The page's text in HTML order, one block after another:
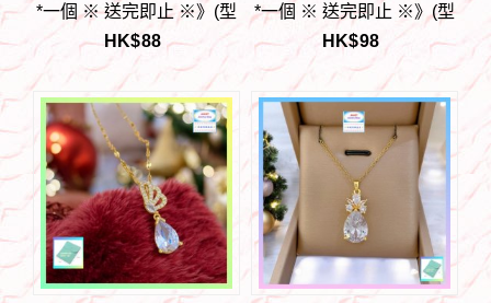
*一個 ※ 送完即止 ※》(型
號：JS-N-221)【長期優惠
9折※一次過購買兩件 85
折, 一次過購買三件或以上
一律8折※包順豐運費】
HK$88
*一個 ※ 送完即止 ※》(型
號：JS-N-220)【長期優惠
9折※一次過購買兩件 85
折, 一次過購買三件或以上
一律8折※包順豐運費】
HK$98